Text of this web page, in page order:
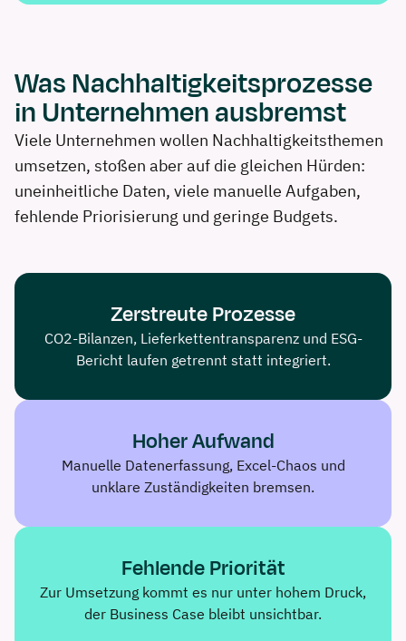
Was Nachhaltigkeits­prozesse
in Unternehmen ausbremst
Viele Unternehmen wollen Nachhaltigkeits­themen
umsetzen, stoßen aber auf die gleichen Hürden:
uneinheitliche Daten, viele manuelle Aufgaben,
fehlende Priorisierung und geringe Budgets.
Zerstreute Prozesse
CO2-Bilanzen, Lieferkettentransparenz und ESG-
Bericht laufen getrennt statt integriert.
Hoher Aufwand
Manuelle Datenerfassung, Excel-Chaos und
unklare Zuständigkeiten bremsen.
Fehlende Priorität
Zur Umsetzung kommt es nur unter hohem Druck,
der Business Case bleibt unsichtbar.